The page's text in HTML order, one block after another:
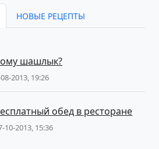
НОВЫЕ РЕЦЕПТЫ
шашлык?
2013, 19:26
обед в ресторане
10-2013, 15:36